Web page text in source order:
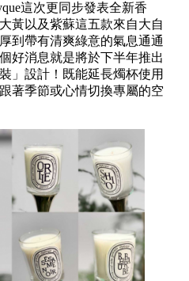
這次更同步發表全新香
黃以及紫蘇這五款來自大自
到帶有清爽綠意的氣息通通
好消息就是將於下半年推出
」設計！既能延長燭杯使用
著季節或心情切換專屬的空